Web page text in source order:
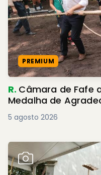
PREMIUM
R. Câmara de Fafe
Medalha de
5 agosto 2026